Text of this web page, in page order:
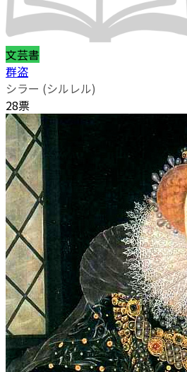
文芸書
群盗
シラー (シルレル)
28票